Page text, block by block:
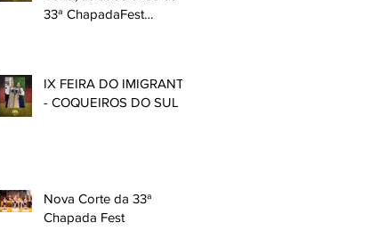
33ª ChapadaFest
IX FEIRA DO IMIGRANTE
- COQUEIROS DO SUL
Nova Corte da 33ª
Chapada Fest